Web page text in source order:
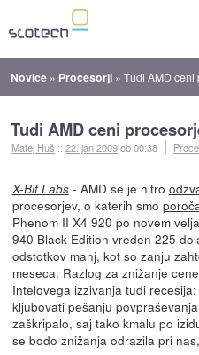
Novice » Procesorji »Tudi AMD ceni
Tudi AMD ceni
Matej Huš ::22. jan 2009ob 00:38
X-Bit Labs- AMD se je hitro
procesorjev, o katerih smo
Phenom II X4 920 po novem
940 Black Edition vreden 225
odstotkov manj, kot so zanju
meseca. Razlog za znižanje
Intelovega izzivanja tudi
kljubovati pešanju
zaškripalo, saj tako kmalu po
se bodo znižanja odrazila pri